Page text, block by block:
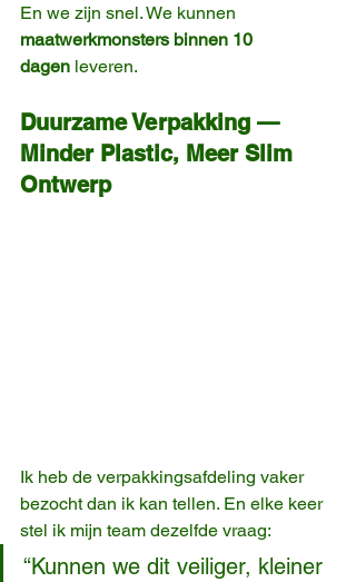
En we zijn snel. We kunnen
maatwerkmonsters binnen 10
dagen leveren.
Duurzame Verpakking —
Minder Plastic, Meer Slim
Ontwerp
Ik heb de verpakkingsafdeling vaker
bezocht dan ik kan tellen. En elke keer
stel ik mijn team dezelfde vraag:
“Kunnen we dit veiliger, kleiner